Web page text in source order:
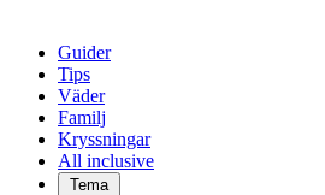
Guider
Tips
Väder
Familj
Kryssningar
All inclusive
Tema